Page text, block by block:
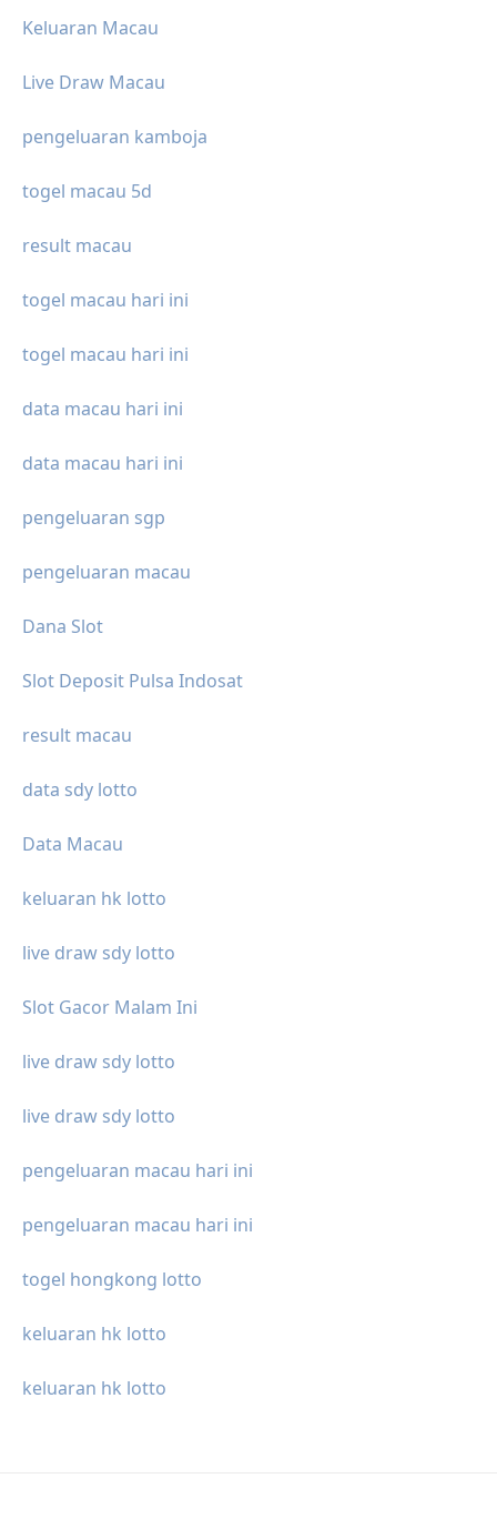
Keluaran Macau
Live Draw Macau
pengeluaran kamboja
togel macau 5d
result macau
togel macau hari ini
togel macau hari ini
data macau hari ini
data macau hari ini
pengeluaran sgp
pengeluaran macau
Dana Slot
Slot Deposit Pulsa Indosat
result macau
data sdy lotto
Data Macau
keluaran hk lotto
live draw sdy lotto
Slot Gacor Malam Ini
live draw sdy lotto
live draw sdy lotto
pengeluaran macau hari ini
pengeluaran macau hari ini
togel hongkong lotto
keluaran hk lotto
keluaran hk lotto